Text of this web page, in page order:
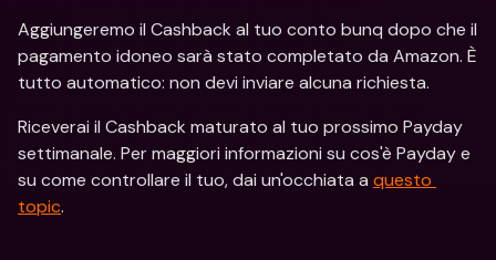
Aggiungeremo il Cashback al tuo conto bunq dopo che il
pagamento idoneo sarà stato completato da Amazon. È
tutto automatico: non devi inviare alcuna richiesta.
Riceverai il Cashback maturato al tuo prossimo Payday
settimanale. Per maggiori informazioni su cos'è Payday e
su come controllare il tuo, dai un'occhiata a questo
topic.